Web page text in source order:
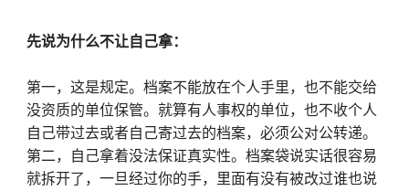
先说为什么不让自己拿：
第一，这是规定。档案不能放在个人手里，也不能交给
没资质的单位保管。就算有人事权的单位，也不收个人
自己带过去或者自己寄过去的档案，必须公对公转递。
第二，自己拿着没法保证真实性。档案袋说实话很容易
就拆开了，一旦经过你的手，里面有没有被改过谁也说